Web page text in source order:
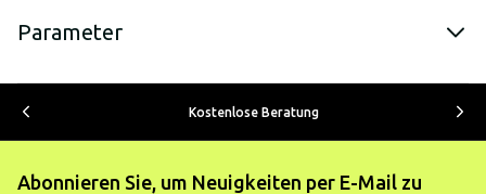
Parameter
Kostenlose Beratung
Abonnieren Sie, um Neuigkeiten per E-Mail zu